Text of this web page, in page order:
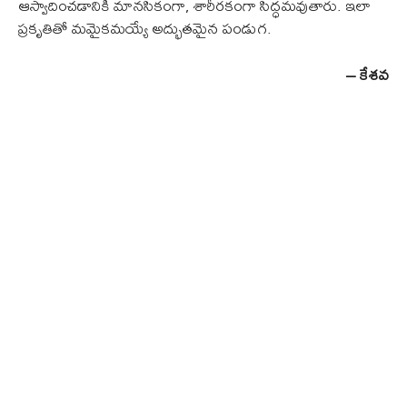
ప్రకృతితో మమైకమయ్యే అద్భుతమైన పండుగ.
– కేశవ